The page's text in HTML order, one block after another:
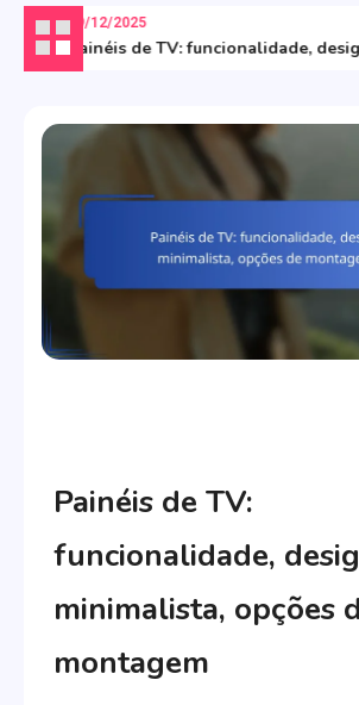
19/12/2025
Painéis de TV: funcionalidade,
Painéis de TV:
funcionalidade,
minimalista, opções
montagem